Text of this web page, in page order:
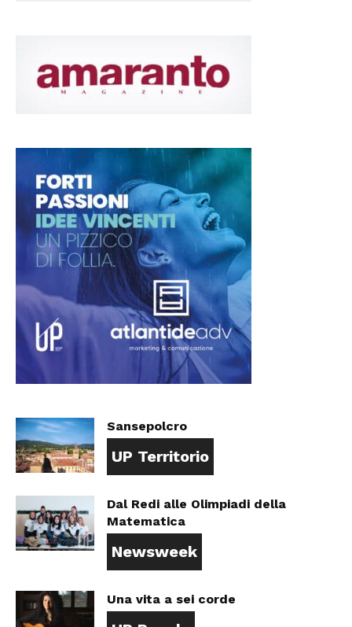
Sansepolcro
UP Territorio
Dal Redi alle Olimpiadi della
Matematica
Newsweek
Una vita a sei corde